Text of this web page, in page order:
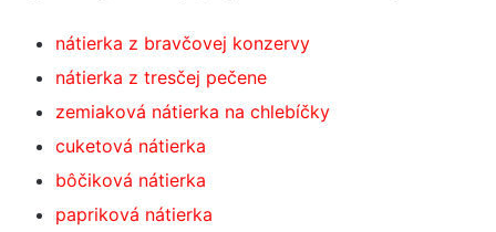
nátierka z bravčovej konzervy
nátierka z tresčej pečene
zemiaková nátierka na chlebíčky
cuketová nátierka
bôčiková nátierka
papriková nátierka